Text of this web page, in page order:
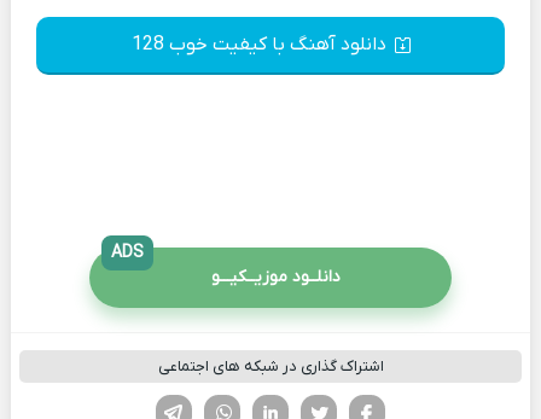
دانلود آهنگ با کیفیت خوب 128
دانلــود موزیــکیـــو
ADS
اشتراک گذاری در شبکه های اجتماعی
لینکدین تویتر
فیسوک